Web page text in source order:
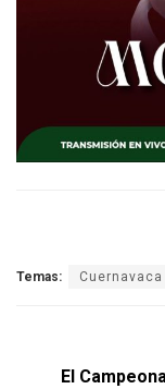
Temas: Cuernavaca
El